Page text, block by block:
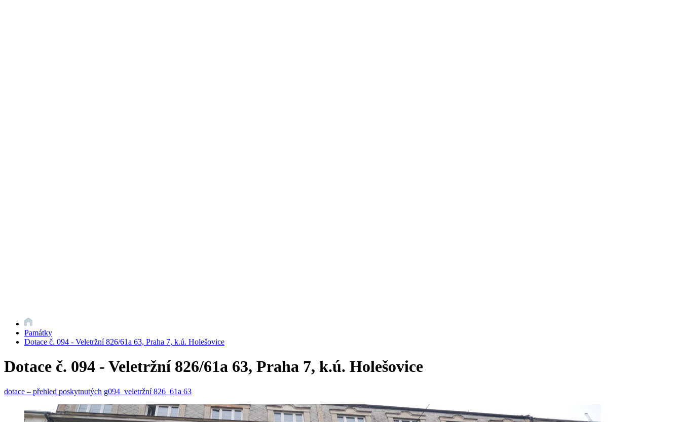
Památky
Dotace č. 094 - Veletržní 826/61a 63, Praha 7, k.ú. Holešovice
Dotace č. 094 - Veletržní 826/61a 63, Praha 7, k.ú. Holešovice
dotace – přehled poskytnutých g094_veletržní 826_61a 63